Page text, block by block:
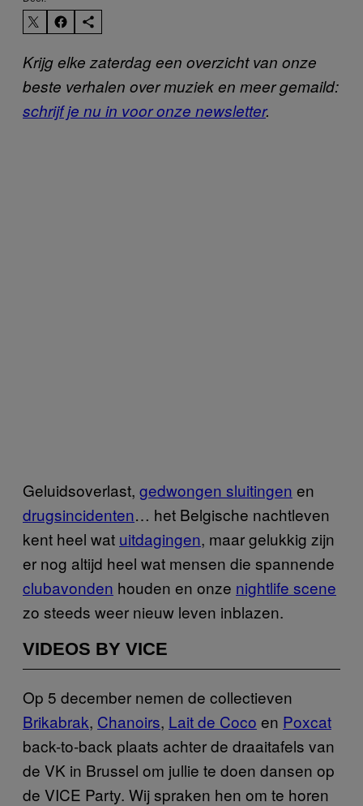
Krijg elke zaterdag een overzicht van onze
beste verhalen over muziek en meer gemaild:
schrijf je nu in voor onze newsletter.
Geluidsoverlast, gedwongen sluitingen en
drugsincidenten… het Belgische nachtleven
kent heel wat uitdagingen, maar gelukkig zijn
er nog altijd heel wat mensen die spannende
clubavonden houden en onze nightlife scene
zo steeds weer nieuw leven inblazen.
VIDEOS BY VICE
Op 5 december nemen de collectieven
Brikabrak, Chanoirs, Lait de Coco en Poxcat
back-to-back plaats achter de draaitafels van
de VK in Brussel om jullie te doen dansen op
de VICE Party. Wij spraken hen om te horen